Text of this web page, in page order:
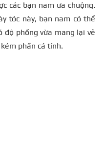
các bạn nam ưa chuộng.
tóc này, bạn nam có thể
độ phồng vừa mang lại vẻ
phần cá tính.